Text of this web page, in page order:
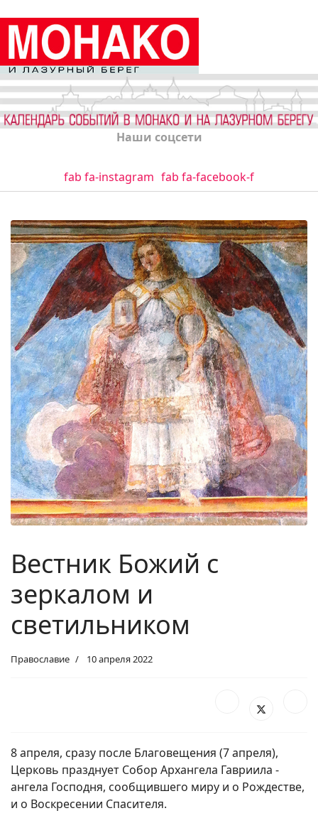
Наши соцсети
fab fa-instagram fab fa-facebook-f
Вестник Божий с
зеркалом и
светильником
Православие 10 апреля 2022
8 апреля, сразу после Благовещения (7 апреля),
Церковь празднует Собор Архангела Гавриила -
ангела Господня, сообщившего миру и о Рождестве,
и о Воскресении Спасителя.